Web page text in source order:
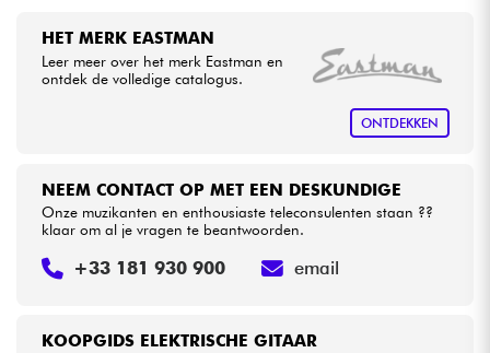
HET MERK EASTMAN
Leer meer over het merk Eastman en
ontdek de volledige catalogus.
ONTDEKKEN
KOOPGIDS ELEKTRISCHE GITAAR
NEEM CONTACT OP MET EEN DESKUNDIGE
Onze muzikanten en enthousiaste teleconsulenten staan ??
klaar om al je vragen te beantwoorden.
+33 181 930 900 email